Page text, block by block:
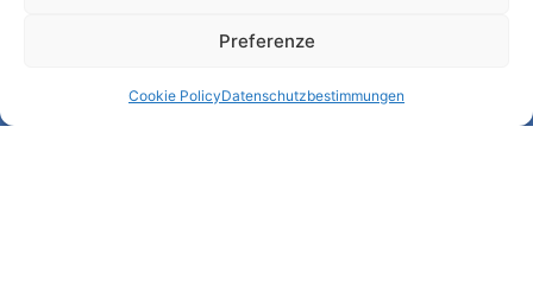
Preferenze
Cookie PolicyDatenschutzbestimmungen
Nützliche Dienstleistungen